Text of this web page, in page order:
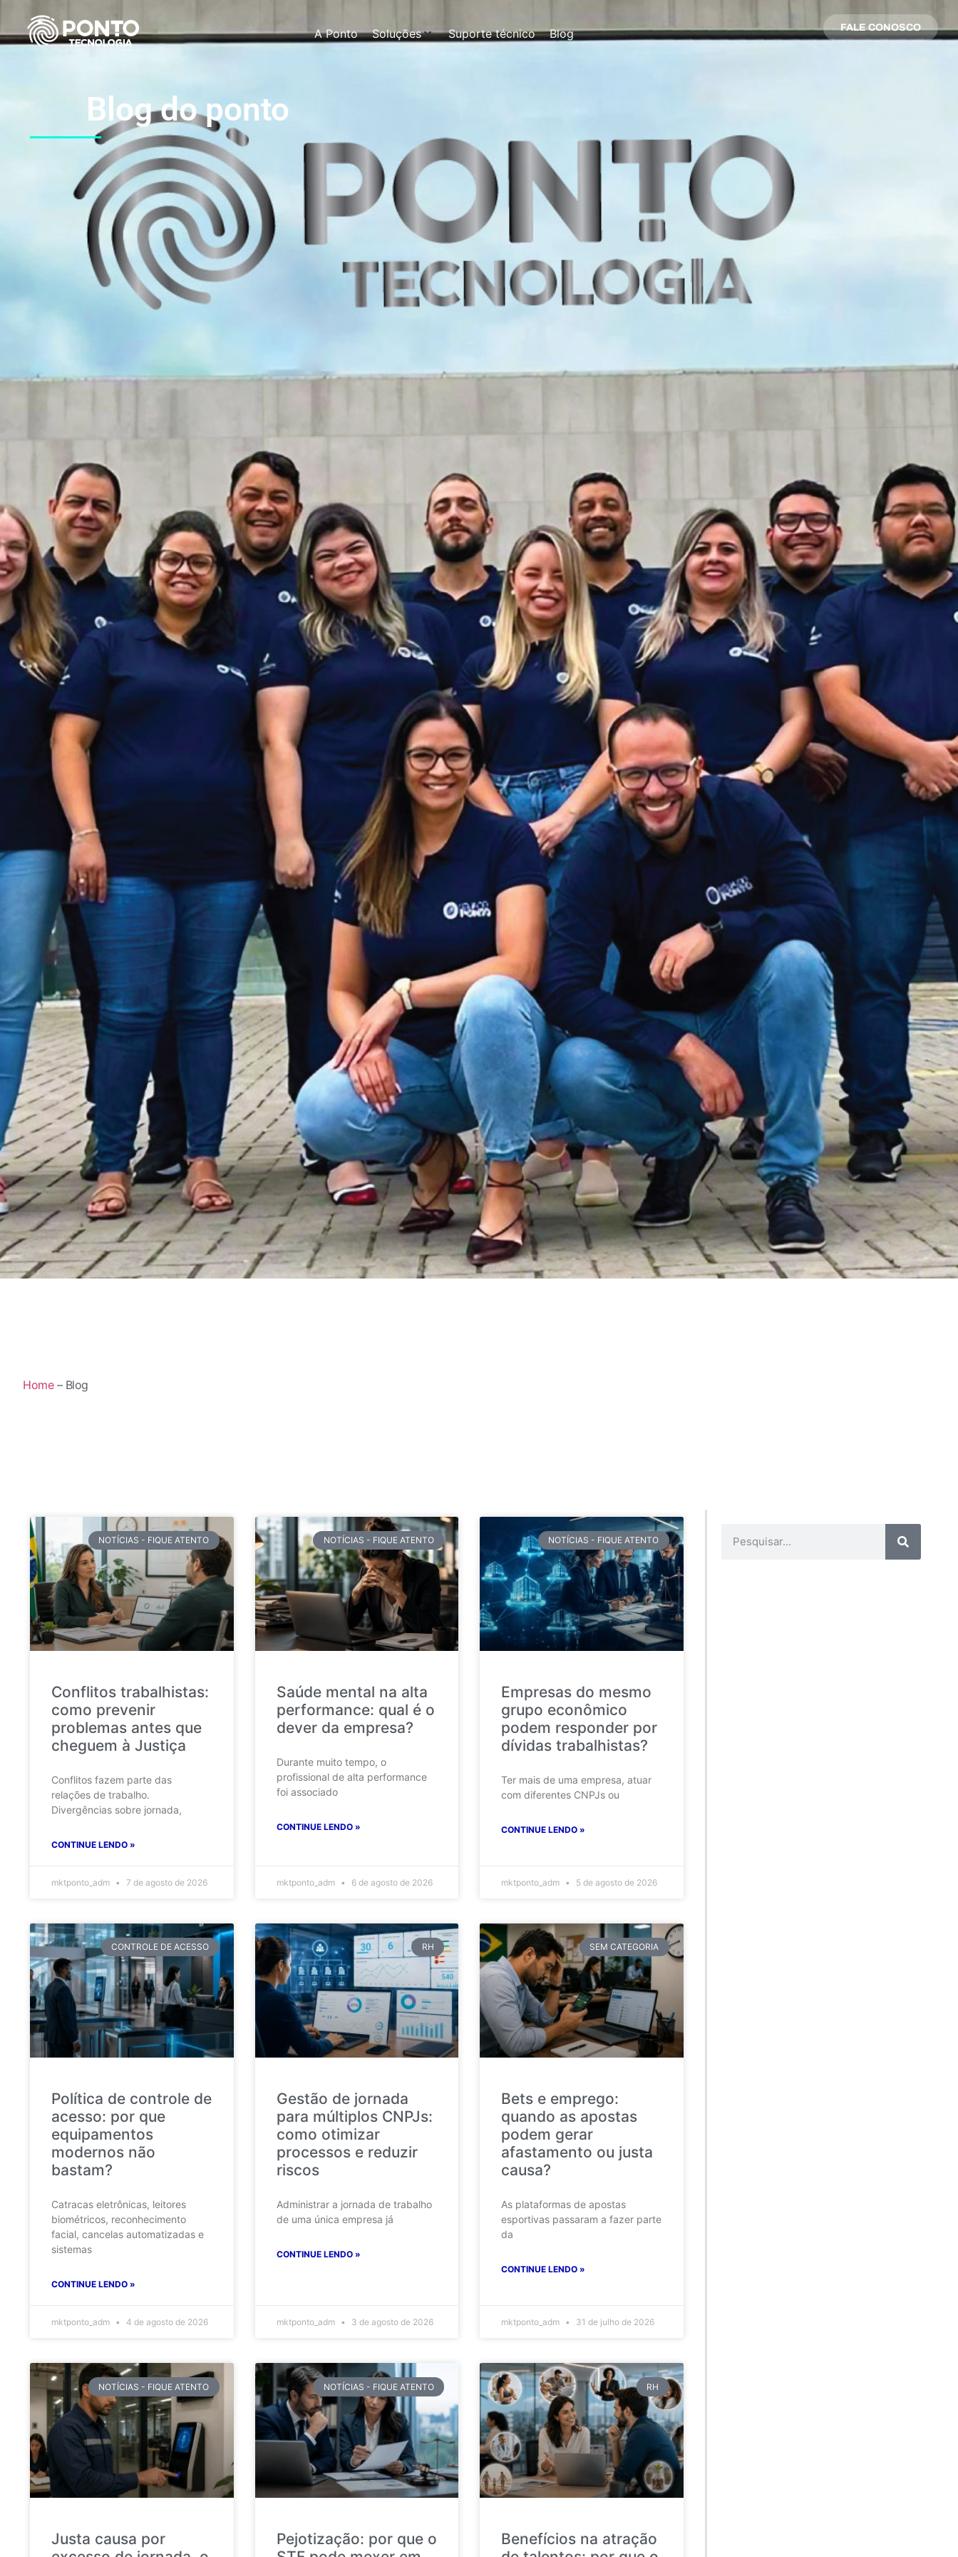
A Ponto Soluções Suporte técnico Blog FALE CONOSCO
Blog do ponto
Home– Blog
NOTÍCIAS - FIQUE ATENTO
Conflitos trabalhistas:
como prevenir
problemas antes que
cheguem à Justiça
Conflitos fazem parte das
relações de trabalho.
Divergências sobre jornada,
CONTINUE LENDO »
mktponto_adm 7 de agosto de 2026
NOTÍCIAS - FIQUE ATENTO
Saúde mental na alta
performance: qual é o
dever da empresa?
Durante muito tempo, o
profissional de alta performance
foi associado
CONTINUE LENDO »
mktponto_adm 6 de agosto de 2026
NOTÍCIAS - FIQUE ATENTO
Empresas do mesmo
grupo econômico
podem responder por
dívidas trabalhistas?
Ter mais de uma empresa, atuar
com diferentes CNPJs ou
CONTINUE LENDO »
mktponto_adm 5 de agosto de 2026
CONTROLE DE ACESSO
Política de controle de
acesso: por que
equipamentos
modernos não
bastam?
Catracas eletrônicas, leitores
biométricos, reconhecimento
facial, cancelas automatizadas e
sistemas
CONTINUE LENDO »
mktponto_adm 4 de agosto de 2026
RH
Gestão de jornada
para múltiplos CNPJs:
como otimizar
processos e reduzir
riscos
Administrar a jornada de trabalho
de uma única empresa já
CONTINUE LENDO »
mktponto_adm 3 de agosto de 2026
SEM CATEGORIA
Bets e emprego:
quando as apostas
podem gerar
afastamento ou justa
causa?
As plataformas de apostas
esportivas passaram a fazer parte
da
CONTINUE LENDO »
mktponto_adm 31 de julho de 2026
NOTÍCIAS - FIQUE ATENTO
Justa causa por
NOTÍCIAS - FIQUE ATENTO
Pejotização: por que o
RH
Benefícios na atração